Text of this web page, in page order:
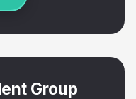
Group